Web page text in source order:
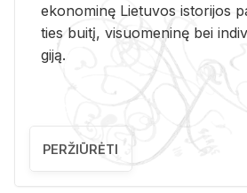
eko­no­mi­nę Lie­tu­vos is­to­ri­jos
ties bui­tį, vi­suo­me­ni­nę bei
gi­ją.
PERŽIŪRĖTI